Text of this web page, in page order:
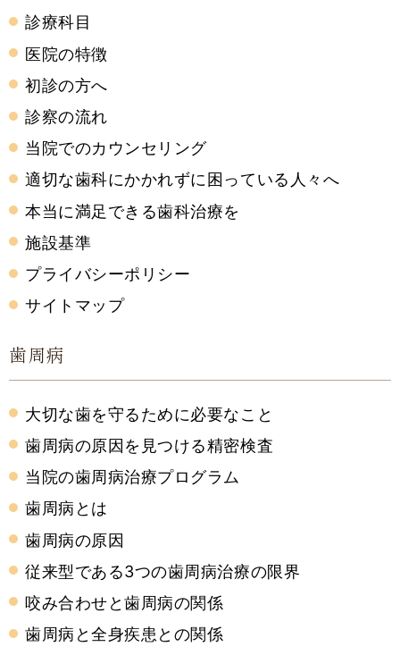
診療科目
医院の特徴
初診の方へ
診察の流れ
当院でのカウンセリング
適切な歯科にかかれずに困っている人々へ
本当に満足できる歯科治療を
施設基準
プライバシーポリシー
サイトマップ
歯周病
大切な歯を守るために必要なこと
歯周病の原因を見つける精密検査
当院の歯周病治療プログラム
歯周病とは
歯周病の原因
従来型である3つの歯周病治療の限界
咬み合わせと歯周病の関係
歯周病と全身疾患との関係